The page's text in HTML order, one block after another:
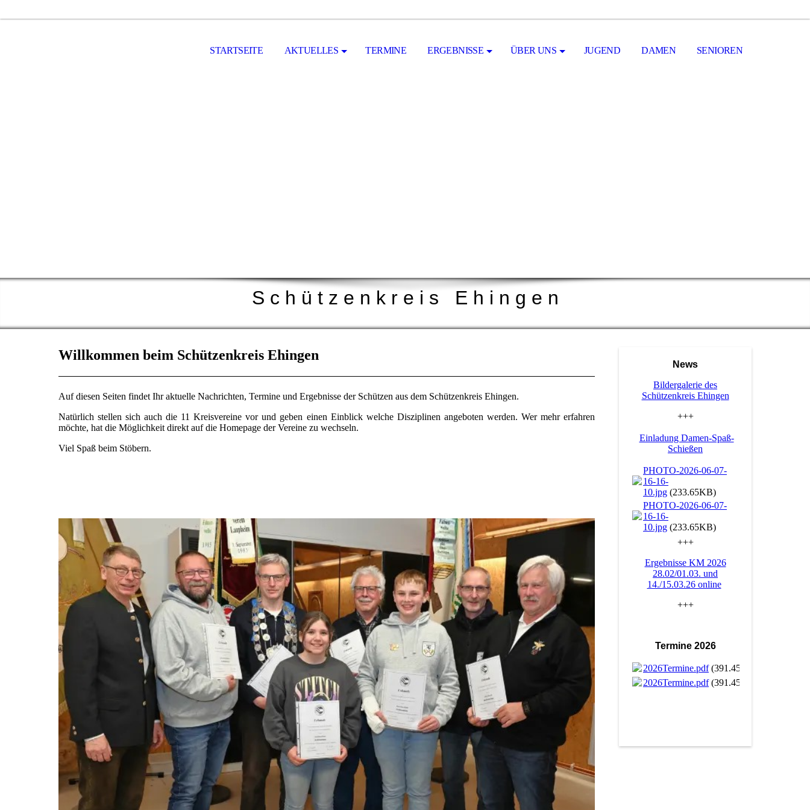
STARTSEITE AKTUELLES TERMINE ERGEBNISSE ÜBER UNS JUGEND DAMEN SENIOREN
S c h ü t z e n k r e i s E h i n g e n
Willkommen beim Schützenkreis Ehingen
Auf diesen Seiten findet Ihr aktuelle Nachrichten, Termine und Ergebnisse der Schützen aus dem Schützenkreis Ehingen.
Natürlich stellen sich auch die 11 Kreisvereine vor und geben einen Einblick welche Disziplinen angeboten werden. Wer mehr erfahren
möchte, hat die Möglichkeit direkt auf die Homepage der Vereine zu wechseln.
Viel Spaß beim Stöbern.
News
Bildergalerie des
Schützenkreis Ehingen
+++
Einladung Damen-Spaß-
Schießen
PHOTO-2026-06-07-
16-16-
10.jpg (233.65KB)
PHOTO-2026-06-07-
16-16-
10.jpg (233.65KB)
+++
Ergebnisse KM 2026
28.02/01.03. und
14./15.03.26 online
+++
Termine 2026
2026Termine.pdf(391.45KB)
2026Termine.pdf(391.45KB)